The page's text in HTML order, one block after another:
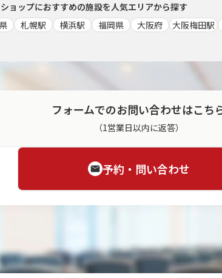
ョップにおすすめの施設を人気エリアから探す
札幌駅 横浜駅 福岡県 大阪府 大阪梅田駅
フォームでのお問い合わせはこち
（1営業日以内に返答）
予約・問い合わせ